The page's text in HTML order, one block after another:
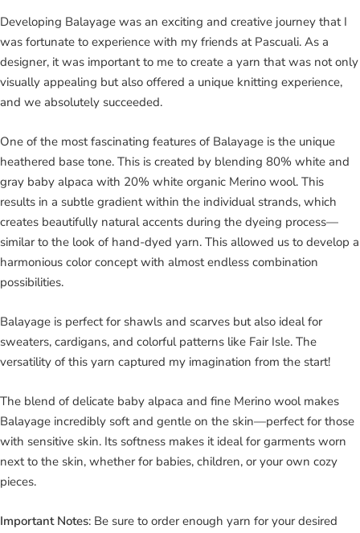
Developing Balayage was an exciting and creative journey that I
was fortunate to experience with my friends at Pascuali. As a
designer, it was important to me to create a yarn that was not only
visually appealing but also offered a unique knitting experience,
and we absolutely succeeded.
One of the most fascinating features of Balayage is the unique
heathered base tone. This is created by blending 80% white and
gray baby alpaca with 20% white organic Merino wool. This
results in a subtle gradient within the individual strands, which
creates beautifully natural accents during the dyeing process—
similar to the look of hand-dyed yarn. This allowed us to develop a
harmonious color concept with almost endless combination
possibilities.
Balayage is perfect for shawls and scarves but also ideal for
sweaters, cardigans, and colorful patterns like Fair Isle. The
versatility of this yarn captured my imagination from the start!
The blend of delicate baby alpaca and fine Merino wool makes
Balayage incredibly soft and gentle on the skin—perfect for those
with sensitive skin. Its softness makes it ideal for garments worn
next to the skin, whether for babies, children, or your own cozy
pieces.
Important Notes: Be sure to order enough yarn for your desired